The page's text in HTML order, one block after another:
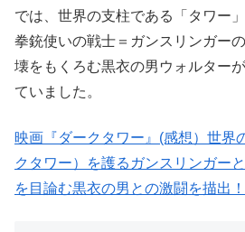
では、世界の支柱である「タワー
拳銃使いの戦士＝ガンスリンガー
壊をもくろむ黒衣の男ウォルター
ていました。
映画『ダークタワー』(感想）世界
クタワー）を護るガンスリンガー
を目論む黒衣の男との激闘を描出！